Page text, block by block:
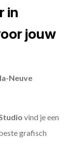
in
jouw
Neuve
vind je een
grafisch